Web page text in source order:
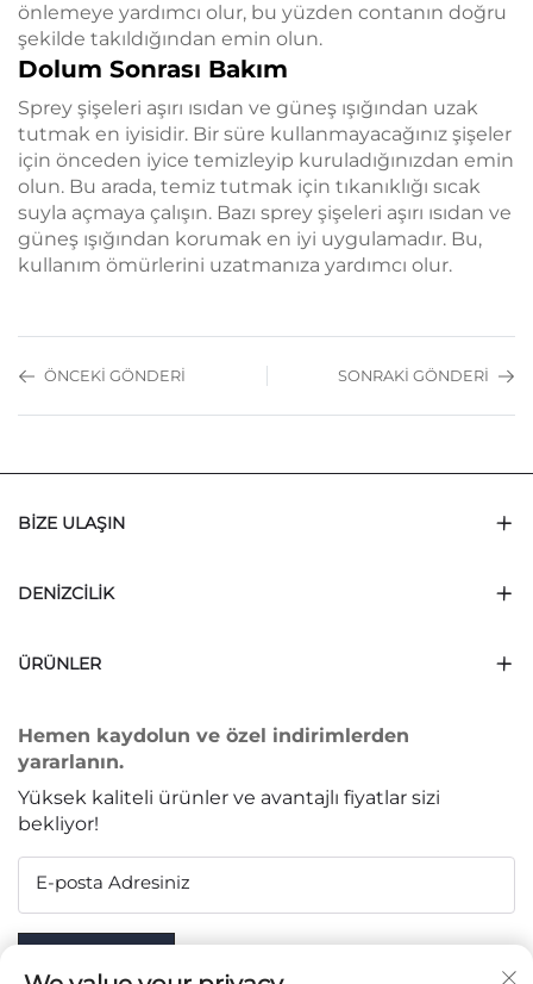
önlemeye yardımcı olur, bu yüzden contanın doğru
şekilde takıldığından emin olun.
Dolum Sonrası Bakım
Sprey şişeleri aşırı ısıdan ve güneş ışığından uzak
tutmak en iyisidir. Bir süre kullanmayacağınız şişeler
için önceden iyice temizleyip kuruladığınızdan emin
olun. Bu arada, temiz tutmak için tıkanıklığı sıcak
suyla açmaya çalışın. Bazı sprey şişeleri aşırı ısıdan ve
güneş ışığından korumak en iyi uygulamadır. Bu,
kullanım ömürlerini uzatmanıza yardımcı olur.
ÖNCEKI GÖNDERI SONRAKI GÖNDERI
BIZE ULAŞIN
DENIZCILIK
ÜRÜNLER
Hemen kaydolun ve özel indirimlerden
yararlanın.
Yüksek kaliteli ürünler ve avantajlı fiyatlar sizi
bekliyor!
E-posta Adresiniz